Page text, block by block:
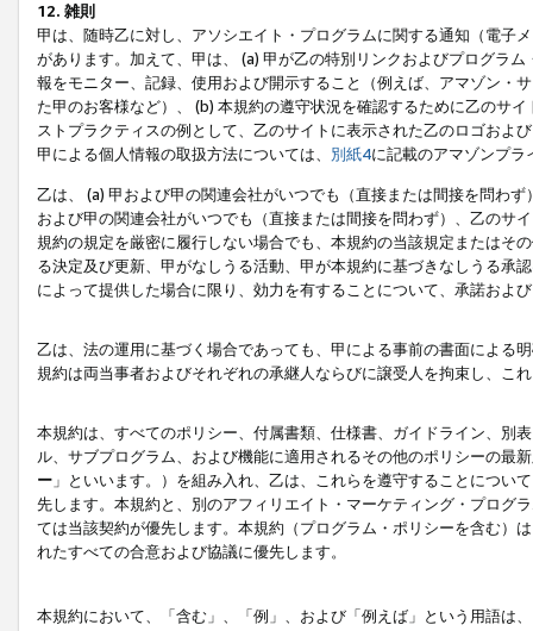
12. 雑則
甲は、随時乙に対し、アソシエイト・プログラムに関する通知（電子
があります。加えて、甲は、 (a) 甲が乙の特別リンクおよびプログラ
報をモニター、記録、使用および開示すること（例えば、アマゾン・
た甲のお客様など）、 (b) 本規約の遵守状況を確認するために乙のサ
ストプラクティスの例として、乙のサイトに表示された乙のロゴおよ
甲による個人情報の取扱方法については、 別紙4に記載のアマゾンプ
乙は、 (a) 甲および甲の関連会社がいつでも（直接または間接を問わ
および甲の関連会社がいつでも（直接または間接を問わず）、乙のサ
規約の規定を厳密に履行しない場合でも、本規約の当該規定またはそ
る決定及び更新、甲がなしうる活動、甲が本規約に基づきなしうる承
によって提供した場合に限り、効力を有することについて、承諾およ
乙は、法の運用に基づく場合であっても、甲による事前の書面による
規約は両当事者およびそれぞれの承継人ならびに譲受人を拘束し、こ
本規約は、すべてのポリシー、付属書類、仕様書、ガイドライン、別
ル、サブプログラム、および機能に適用されるその他のポリシーの最
ー 」といいます。）を組み入れ、乙は、これらを遵守することにつ
先します。本規約と、別のアフィリエイト・マーケティング・プログ
ては当該契約が優先します。本規約（プログラム・ポリシーを含む）
れたすべての合意および協議に優先します。
本規約において、「含む」、「例」、および「例えば」という用語は